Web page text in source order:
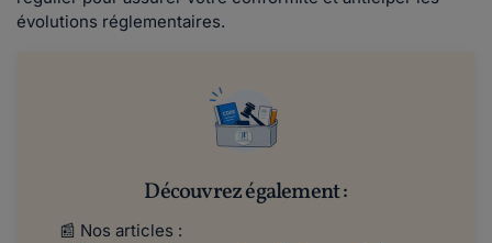
évolutions réglementaires.
Découvrez également :
📰 Nos articles :